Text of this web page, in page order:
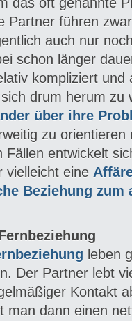
Partner führen
auch nur
schon länger
kompliziert und
drum herum zu
über ihre
zu orientieren
Fällen entwickelt
vielleicht eine
Beziehung zum
leben
Der Partner lebt
Kontakt
man dann einen